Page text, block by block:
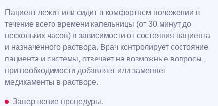
Пациент лежит или сидит в комфортном положении в
течение всего времени капельницы (от 30 минут до
нескольких часов) в зависимости от состояния пациента
и назначенного раствора. Врач контролирует состояние
пациента и системы, отвечает на возможные вопросы,
при необходимости добавляет или заменяет
медикаменты в растворе.
Завершение процедуры.